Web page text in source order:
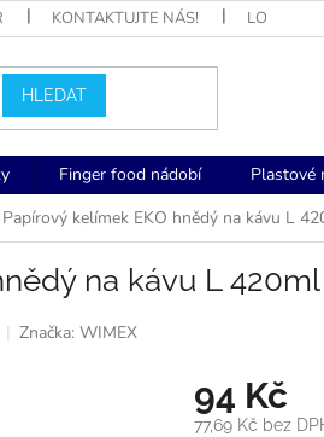
KONTAKTUJTE NÁS!
HLEDAT
Finger food nádobí Plastové
Papírový kelímek EKO hnědý na kávu L
na kávu L
Značka: WIMEX
94 Kč
77,69 Kč bez